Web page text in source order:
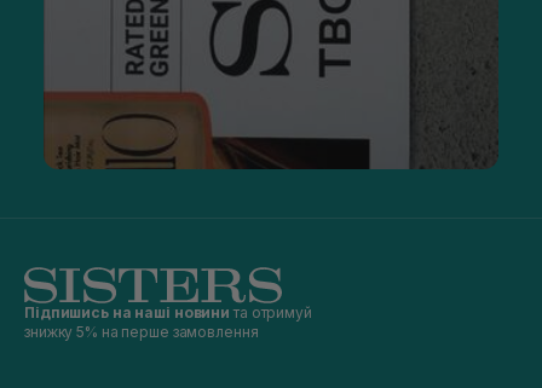
Підпишись на наші новини та отримуй
знижку 5% на перше замовлення